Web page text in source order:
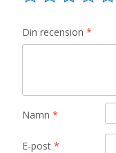
Din recension *
Namn *
E-post *